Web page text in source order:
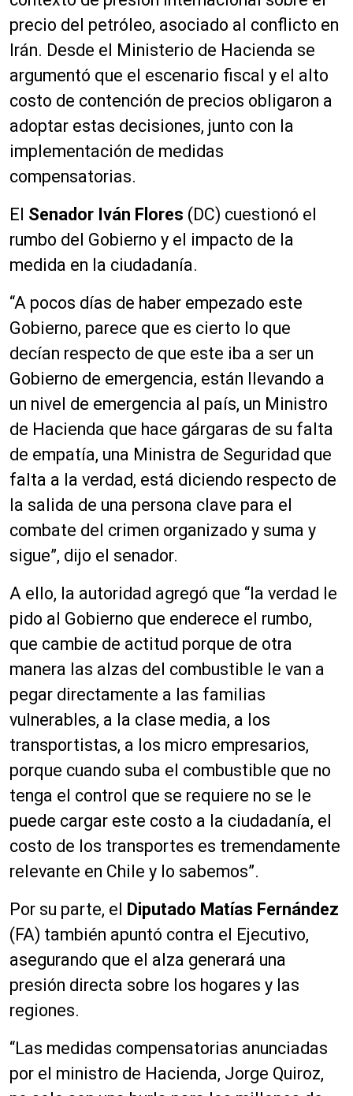
precio del petróleo, asociado al conflicto en
Irán. Desde el Ministerio de Hacienda se
argumentó que el escenario fiscal y el alto
costo de contención de precios obligaron a
adoptar estas decisiones, junto con la
implementación de medidas
compensatorias.
El Senador Iván Flores (DC) cuestionó el
rumbo del Gobierno y el impacto de la
medida en la ciudadanía.
“A pocos días de haber empezado este
Gobierno, parece que es cierto lo que
decían respecto de que este iba a ser un
Gobierno de emergencia, están llevando a
un nivel de emergencia al país, un Ministro
de Hacienda que hace gárgaras de su falta
de empatía, una Ministra de Seguridad que
falta a la verdad, está diciendo respecto de
la salida de una persona clave para el
combate del crimen organizado y suma y
sigue”, dijo el senador.
A ello, la autoridad agregó que “la verdad le
pido al Gobierno que enderece el rumbo,
que cambie de actitud porque de otra
manera las alzas del combustible le van a
pegar directamente a las familias
vulnerables, a la clase media, a los
transportistas, a los micro empresarios,
porque cuando suba el combustible que no
tenga el control que se requiere no se le
puede cargar este costo a la ciudadanía, el
costo de los transportes es tremendamente
relevante en Chile y lo sabemos”.
Por su parte, el Diputado Matías Fernández
(FA) también apuntó contra el Ejecutivo,
asegurando que el alza generará una
presión directa sobre los hogares y las
regiones.
“Las medidas compensatorias anunciadas
por el ministro de Hacienda, Jorge Quiroz,